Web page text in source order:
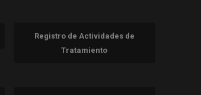
Registro de Actividades de
Tratamiento